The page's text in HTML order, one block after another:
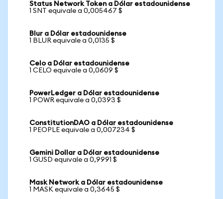
Status Network Token a Dólar estadounidense
1 SNT equivale a 0,005467 $
Blur a Dólar estadounidense
1 BLUR equivale a 0,0135 $
Celo a Dólar estadounidense
1 CELO equivale a 0,0609 $
PowerLedger a Dólar estadounidense
1 POWR equivale a 0,0393 $
ConstitutionDAO a Dólar estadounidense
1 PEOPLE equivale a 0,007234 $
Gemini Dollar a Dólar estadounidense
1 GUSD equivale a 0,9991 $
Mask Network a Dólar estadounidense
1 MASK equivale a 0,3645 $